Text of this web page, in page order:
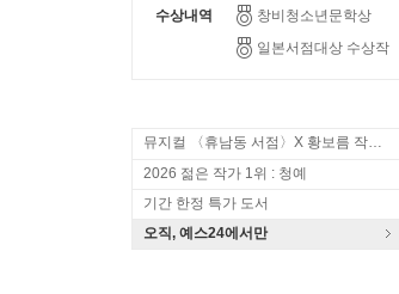
수상내역
창비청소년문학상
일본서점대상 수상작
2026 젊은 작가 1위 : 청예
기간 한정 특가 도서
오직, 예스24에서만